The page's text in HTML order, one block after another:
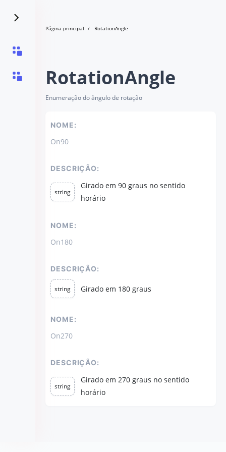
Página principal RotationAngle
RotationAngle
Enumeração do ângulo de rotação
NOME:
On90
DESCRIÇÃO:
string
Girado em 90 graus no sentido
horário
NOME:
On180
DESCRIÇÃO:
string Girado em 180 graus
NOME:
On270
DESCRIÇÃO:
string
Girado em 270 graus no sentido
horário